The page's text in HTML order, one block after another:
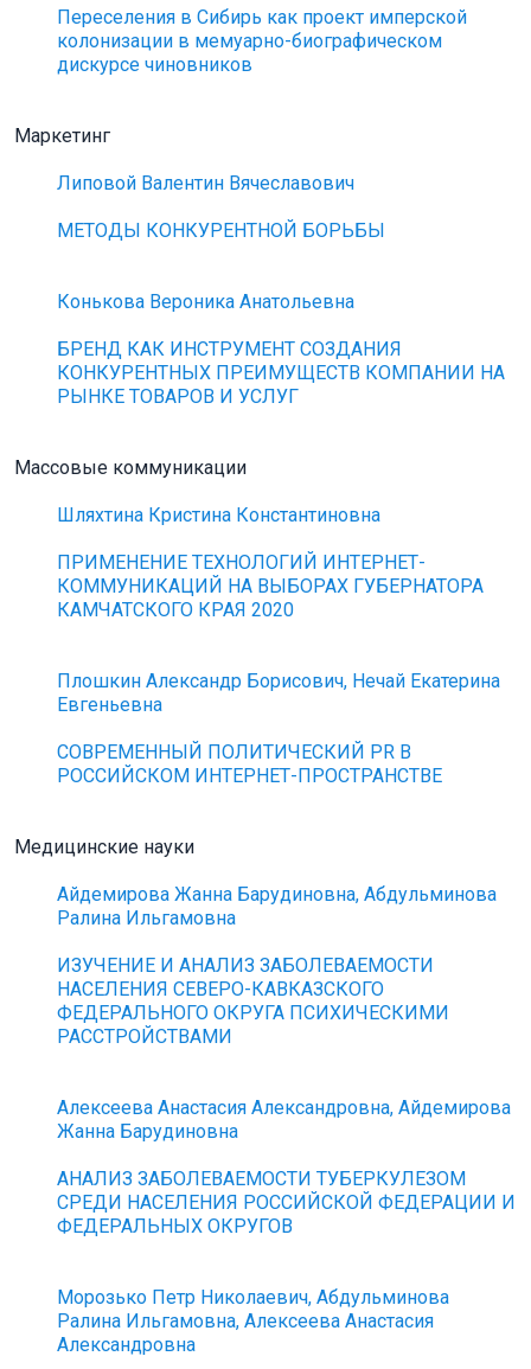
Переселения в Сибирь как проект имперской
колонизации в мемуарно-биографическом
дискурсе чиновников
Маркетинг
Липовой Валентин Вячеславович
МЕТОДЫ КОНКУРЕНТНОЙ БОРЬБЫ
Конькова Вероника Анатольевна
БРЕНД КАК ИНСТРУМЕНТ СОЗДАНИЯ
КОНКУРЕНТНЫХ ПРЕИМУЩЕСТВ КОМПАНИИ НА
РЫНКЕ ТОВАРОВ И УСЛУГ
Массовые коммуникации
Шляхтина Кристина Константиновна
ПРИМЕНЕНИЕ ТЕХНОЛОГИЙ ИНТЕРНЕТ-
КОММУНИКАЦИЙ НА ВЫБОРАХ ГУБЕРНАТОРА
КАМЧАТСКОГО КРАЯ 2020
Плошкин Александр Борисович, Нечай Екатерина
Евгеньевна
СОВРЕМЕННЫЙ ПОЛИТИЧЕСКИЙ PR В
РОССИЙСКОМ ИНТЕРНЕТ-ПРОСТРАНСТВЕ
Медицинские науки
Айдемирова Жанна Барудиновна, Абдульминова
Ралина Ильгамовна
ИЗУЧЕНИЕ И АНАЛИЗ ЗАБОЛЕВАЕМОСТИ
НАСЕЛЕНИЯ СЕВЕРО-КАВКАЗСКОГО
ФЕДЕРАЛЬНОГО ОКРУГА ПСИХИЧЕСКИМИ
РАССТРОЙСТВАМИ
Алексеева Анастасия Александровна, Айдемирова
Жанна Барудиновна
АНАЛИЗ ЗАБОЛЕВАЕМОСТИ ТУБЕРКУЛЕЗОМ
СРЕДИ НАСЕЛЕНИЯ РОССИЙСКОЙ ФЕДЕРАЦИИ И
ФЕДЕРАЛЬНЫХ ОКРУГОВ
Морозько Петр Николаевич, Абдульминова
Ралина Ильгамовна, Алексеева Анастасия
Александровна